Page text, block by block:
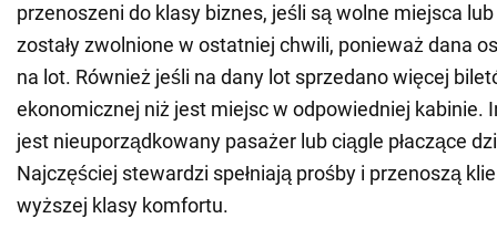
przenoszeni do klasy biznes, jeśli są wolne miejsca
zostały zwolnione w ostatniej chwili, ponieważ dana
na lot. Również jeśli na dany lot sprzedano więcej
ekonomicznej niż jest miejsc w odpowiedniej kabinie.
jest nieuporządkowany pasażer lub ciągle płaczące
Najczęściej stewardzi spełniają prośby i przenoszą
wyższej klasy komfortu.